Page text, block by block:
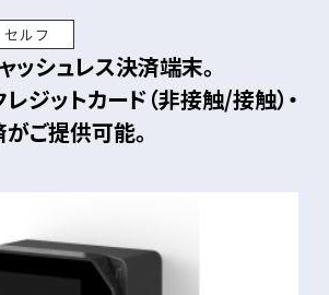
セルフ
ッシュレス決済端末。
ジットカード（非接触/接触）・
ご提供可能。